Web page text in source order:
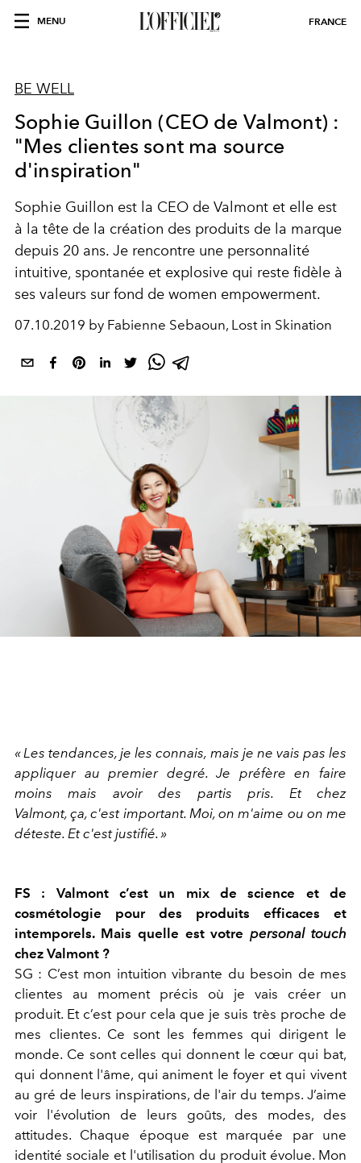
MENU FRANCE
BE WELL
Sophie Guillon (CEO de Valmont) :
"Mes clientes sont ma source
d'inspiration"
Sophie Guillon est la CEO de Valmont et elle est
à la tête de la création des produits de la marque
depuis 20 ans. Je rencontre une personnalité
intuitive, spontanée et explosive qui reste fidèle à
ses valeurs sur fond de women empowerment.
07.10.2019 by Fabienne Sebaoun, Lost in Skination
« Les tendances, je les connais, mais je ne vais pas les
appliquer au premier degré. Je préfère en faire
moins mais avoir des partis pris. Et chez
Valmont, ça, c'est important. Moi, on m'aime ou on me
déteste. Et c'est justifié. »
FS : Valmont c’est un mix de science et de
cosmétologie pour des produits efficaces et
intemporels. Mais quelle est votrepersonal touch
chez Valmont ?
SG : C’est mon intuition vibrante du besoin de mes
clientes au moment précis où je vais créer un
produit. Et c’est pour cela que je suis très proche de
mes clientes. Ce sont les femmes qui dirigent le
monde. Ce sont celles qui donnent le cœur qui bat,
qui donnent l'âme, qui animent le foyer et qui vivent
au gré de leurs inspirations, de l'air du temps. J’aime
voir l'évolution de leurs goûts, des modes, des
attitudes. Chaque époque est marquée par une
identité sociale et l'utilisation du produit évolue. Mon